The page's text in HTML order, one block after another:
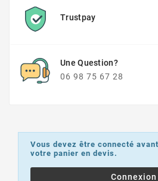
Trustpay
Une Question?
06 98 75 67 28
Vous devez être connecté
votre panier en devis.
Connexion